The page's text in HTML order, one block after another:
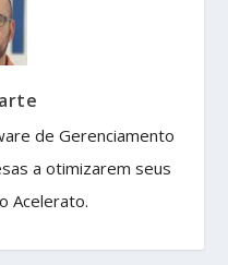
de Gerenciamento
a otimizarem seus
Acelerato.